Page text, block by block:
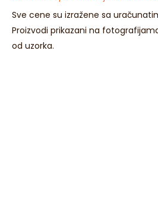
Sve cene su izražene sa
Proizvodi prikazani na
od uzorka.